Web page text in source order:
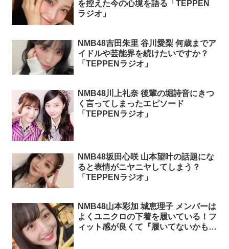
を控えた今の心境を語る「TEPPEN
ラジオ」
NMB48吉田朱里 谷川愛梨 何歳までア
イドルや芸能界を続けたいですか？
「TEPPENラジオ」
NMB48川上礼奈 後輩の堀詩音にきつ
く言ってしまったエピソード
「TEPPENラジオ」
NMB48坂田心咲 山本望叶の話題にな
ると表情がニヤニヤしてしまう？
「TEPPENラジオ」
NMB48山本彩加 城恵理子 メンバーは
よくユニクロの下着を履いている！フ
ィット感が良くて『履いてないかも』